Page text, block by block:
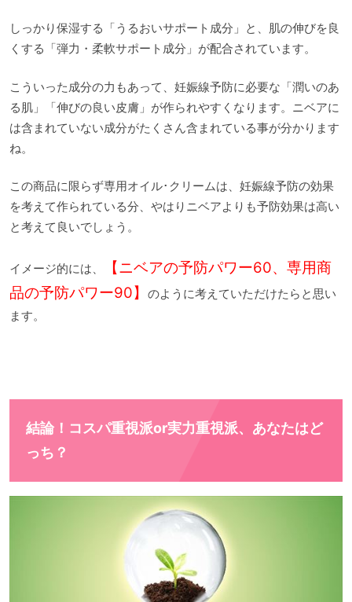
しっかり保湿する「うるおいサポート成分」と、肌の伸びを良
くする「弾力・柔軟サポート成分」が配合されています。
こういった成分の力もあって、妊娠線予防に必要な「潤いのあ
る肌」「伸びの良い皮膚」が作られやすくなります。ニベアに
は含まれていない成分がたくさん含まれている事が分かります
ね。
この商品に限らず専用オイル･クリームは、妊娠線予防の効果
を考えて作られている分、やはりニベアよりも予防効果は高い
と考えて良いでしょう。
イメージ的には、
【ニベアの予防パワー60、専用商
品の予防パワー90】
のように考えていただけたらと思い
ます。
結論！コスパ重視派or実力重視派、あなたはど
っち？